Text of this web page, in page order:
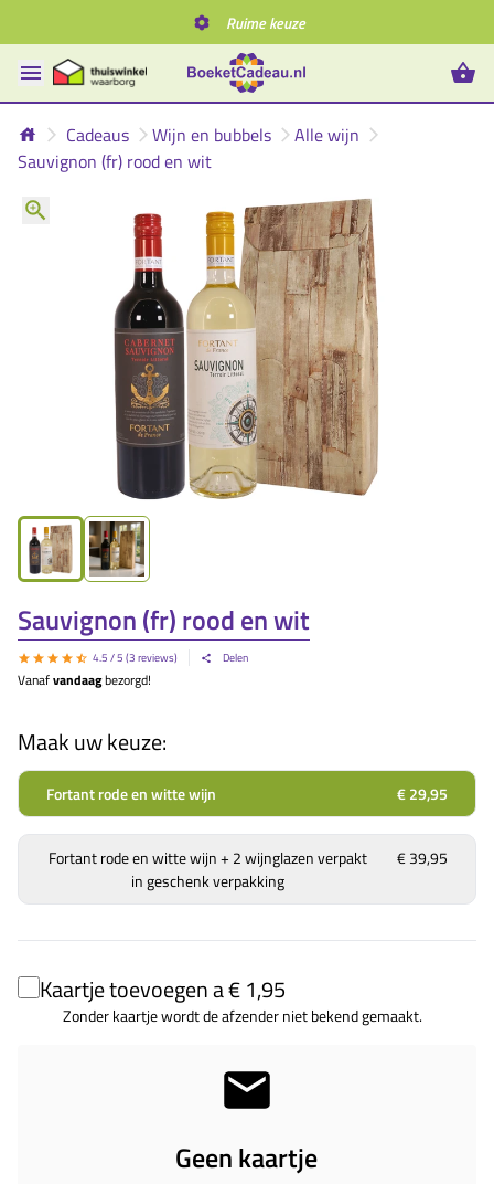
Ruime keuze
Cadeaus Wijn en bubbels
Alle wijn
Sauvignon (fr) rood en wit
Sauvignon (fr) rood en wit
4.5 / 5 (3 reviews) Delen
Vanafvandaagbezorgd!
Maak uw keuze:
Fortant rode en witte wijn € 29,95
Fortant rode en witte wijn + 2 wijnglazen verpakt
in geschenk verpakking
€ 39,95
Kaartje toevoegen a € 1,95
Zonder kaartje wordt de afzender niet bekend gemaakt.
Geen kaartje